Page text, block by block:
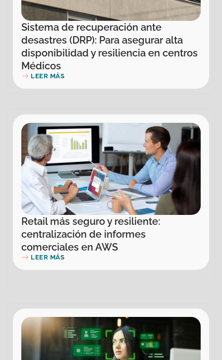
Sistema de recuperación ante
desastres (DRP): Para asegurar alta
disponibilidad y resiliencia en centros
Médicos
LEER MÁS
Retail más seguro y resiliente:
centralización de informes
comerciales en AWS
LEER MÁS